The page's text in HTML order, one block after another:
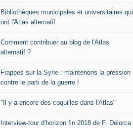
Bibliothèques municipales et universitaires qui
ont l'Atlas alternatif
Comment contribuer au blog de l'Atlas
alternatif ?
Frappes sur la Syrie : maintenons la pression
contre le parti de la guerre !
"Il y a encore des coquilles dans l'Atlas"
Interview-tour d'horizon fin 2018 de F. Delorca